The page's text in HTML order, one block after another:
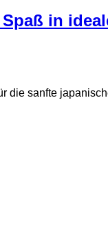
in
die sanfte